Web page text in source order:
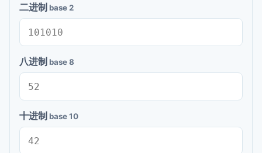
二进制base 2
八进制 base 8
十进制 base 10